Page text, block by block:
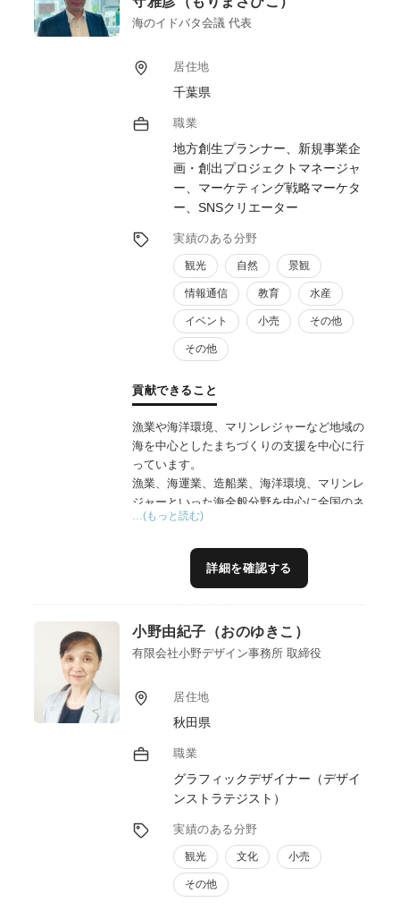
飲食店経験有りなどの支援実績も多数、県内
SNS社会において、事業者様に何が必要なの
かを見極め、レベルに合った売り上げを上げ
海のイドバタ会議 代表
居住地
千葉県
職業
地方創生プランナー、新規事業企
画・創出プロジェクトマネージャ
ー、マーケティング戦略マーケタ
ー、SNSクリエーター
実績のある分野
観光 自然 景観
情報通信 教育 水産
イベント 小売 その他
その他
貢献できること
漁業や海洋環境、マリンレジャーなど地域の
海を中心としたまちづくりの支援を中心に行
っています。
漁業、海運業、造船業、海洋環境、マリンレ
ジャーといった海全般分野を中心に全国のネ
ットワークを持っており、海洋関連やDXな
体、行政に至るまで海に関わるあらゆる分野
にネットワークを有しております。
88地区の支援を行ってきております。地域合
意形成やSNSによるPR動画作成から直売所
ト、モニターツアープログラム作成、町全体
のまちづくりの事業計画など155プロジェク
トの実績があります。
事業企画立案から地域合意形成プロセス、マ
ーケティング分析、事業計画作成、ブランデ
ィング、PR戦略（SNS戦略）、著作権管理
といった創起段階から運用フェーズに至る新
規事業の全般を行っております。
…(もっと読む)
詳細を確認する
小野由紀子（おのゆきこ）
有限会社小野デザイン事務所 取締役
居住地
秋田県
職業
グラフィックデザイナー（デザイ
ンストラテジスト）
実績のある分野
観光 文化 小売
その他